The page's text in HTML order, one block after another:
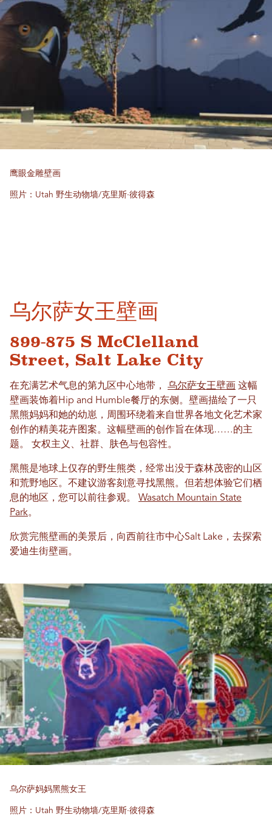
鹰眼金雕壁画
照片：Utah 野生动物墙/克里斯·彼得森
乌尔萨女王壁画
899-875 S McClelland
Street, Salt Lake City
在充满艺术气息的第九区中心地带， 乌尔萨女王壁画 这幅
壁画装饰着Hip and Humble餐厅的东侧。壁画描绘了一只
黑熊妈妈和她的幼崽，周围环绕着来自世界各地文化艺术家
创作的精美花卉图案。这幅壁画的创作旨在体现……的主
题。 女权主义、社群、肤色与包容性。
黑熊是地球上仅存的野生熊类，经常出没于森林茂密的山区
和荒野地区。不建议游客刻意寻找黑熊。但若想体验它们栖
息的地区，您可以前往参观。 Wasatch Mountain State
Park。
欣赏完熊壁画的美景后，向西前往市中心Salt Lake，去探索
爱迪生街壁画。
乌尔萨妈妈黑熊女王
照片：Utah 野生动物墙/克里斯·彼得森